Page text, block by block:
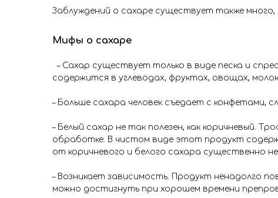
Заблуждений о сахаре существует также много,
Мифы о сахаре
– Сахар существует только в виде песка и
содержится в углеводах, фруктах, овощах,
– Больше сахара человек съедает с конфетами,
– Белый сахар не так полезен, как коричневый.
обработке. В чистом виде этот продукт
от коричневого и белого сахара существенно
– Возникает зависимость. Продукт ненадолго
можно достигнуть при хорошем времени